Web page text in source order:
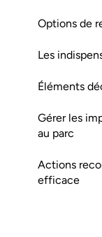
Options de
Les
Éléments
Gérer les
au parc
Actions
efficace